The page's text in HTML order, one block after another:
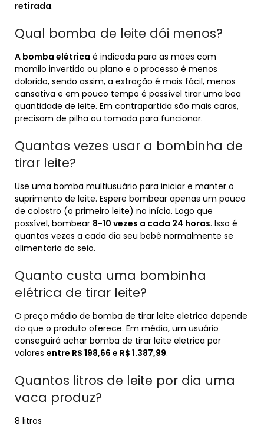
retirada.
Qual bomba de leite dói menos?
A bomba elétrica é indicada para as mães com
mamilo invertido ou plano e o processo é menos
dolorido, sendo assim, a extração é mais fácil, menos
cansativa e em pouco tempo é possível tirar uma boa
quantidade de leite. Em contrapartida são mais caras,
precisam de pilha ou tomada para funcionar.
Quantas vezes usar a bombinha de
tirar leite?
Use uma bomba multiusuário para iniciar e manter o
suprimento de leite. Espere bombear apenas um pouco
de colostro (o primeiro leite) no início. Logo que
possível, bombear 8-10 vezes a cada 24 horas. Isso é
quantas vezes a cada dia seu bebê normalmente se
alimentaria do seio.
Quanto custa uma bombinha
elétrica de tirar leite?
O preço médio de bomba de tirar leite eletrica depende
do que o produto oferece. Em média, um usuário
conseguirá achar bomba de tirar leite eletrica por
valores entre R$ 198,66 e R$ 1.387,99.
Quantos litros de leite por dia uma
vaca produz?
8 litros